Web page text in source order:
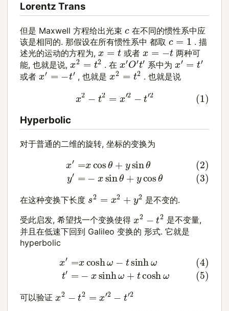
Lorentz Trans
但是 Maxwell 方程给出光束c在不同的惯性系中应
该是相同的. 那假设在所有惯性系中 都取c=1
. 描
述光的运动的方程为,x=t 或者x=−t
两种可
能, 也就是说,x2= t2 . 在x′O′t′ 系中为x′=t
或者x′=−t′ , 也就是x2= t2 . 也就是说
(1) − x′2 t′2
Hyperbolic
对于普通的二维的旋转, 坐标的变换为
cosθ y sinθ(3) y′=− x cosθ
在这种变换下长度 s2 2+ y
是不变的.
受此启发, 希望找一个变换使得 2 2 是不变量,
并且在低速下回到 Galileo 变换的 形式. 它就是
hyperbolic
cosh ω −tsinh (5)t′= − x tcosh
可以验证 2 2= −t